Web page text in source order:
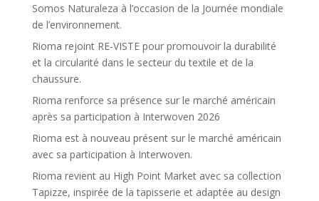
Somos Naturaleza à l’occasion de la Journée mondiale
de l’environnement.
Rioma rejoint RE-VISTE pour promouvoir la durabilité
et la circularité dans le secteur du textile et de la
chaussure.
Rioma renforce sa présence sur le marché américain
après sa participation à Interwoven 2026
Rioma est à nouveau présent sur le marché américain
avec sa participation à Interwoven.
Rioma revient au High Point Market avec sa collection
Tapizze, inspirée de la tapisserie et adaptée au design